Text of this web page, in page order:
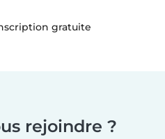
gratuite
rejoindre ?